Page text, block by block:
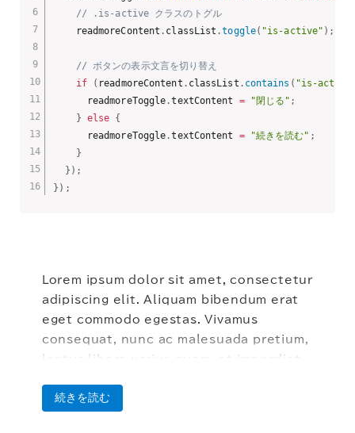
// .is-active クラスのトグル
    readmoreContent
. classList .toggle( "is-active" ) ;
// ボタンの表示文言を切り替え
if
( readmoreContent . classList . contains ( "is-
      readmoreToggle
.textContent = "閉じる" ;
} else {
      readmoreToggle
.textContent = "続きを読む" ;
}
} ) ;
} ) ;
Lorem ipsum dolor sit amet, consectetur
adipiscing elit. Aliquam bibendum erat
eget commodo egestas. Vivamus
consequat, nunc ac malesuada pretium,
lectus libero varius quam, et imperdiet
erat in eros dapibus, at fringilla orci
続きを読む